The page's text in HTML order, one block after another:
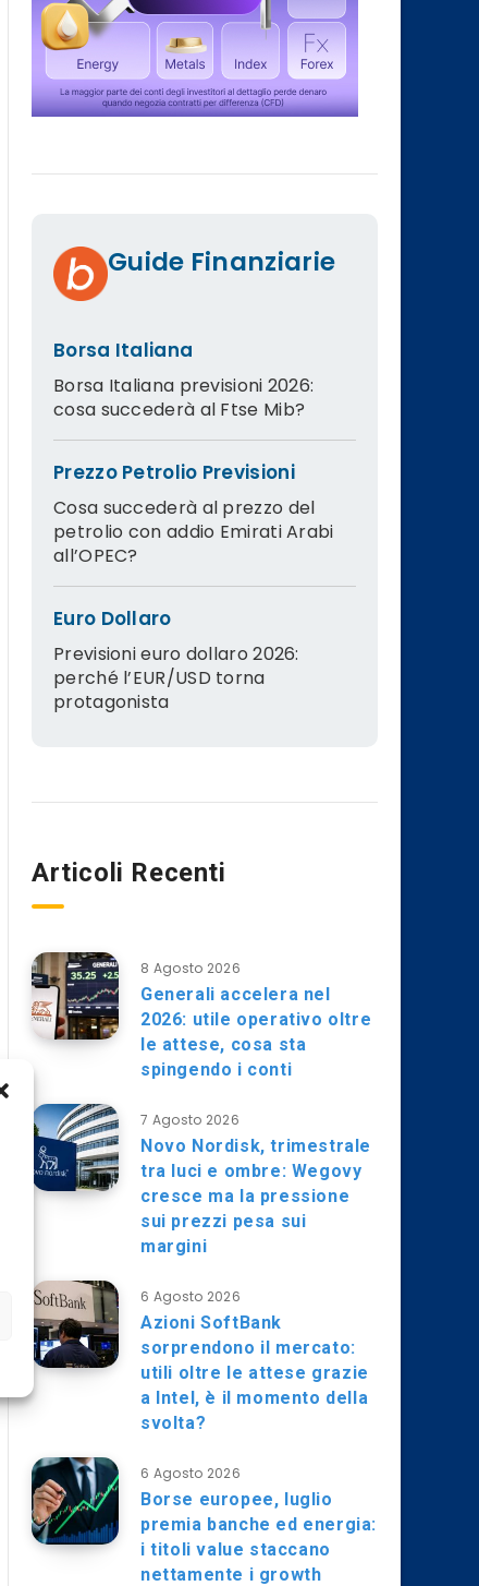
Guide Finanziarie
Borsa Italiana
Borsa Italiana previsioni 2026:
cosa succederà al Ftse Mib?
Prezzo Petrolio Previsioni
Cosa succederà al prezzo del
petrolio con addio Emirati Arabi
all’OPEC?
Euro Dollaro
Previsioni euro dollaro 2026:
perché l’EUR/USD torna
protagonista
Articoli Recenti
8 Agosto 2026
Generali accelera nel
2026: utile operativo oltre
le attese, cosa sta
spingendo i conti
7 Agosto 2026
Novo Nordisk, trimestrale
tra luci e ombre: Wegovy
cresce ma la pressione
sui prezzi pesa sui
margini
6 Agosto 2026
Azioni SoftBank
sorprendono il mercato:
utili oltre le attese grazie
a Intel, è il momento della
svolta?
6 Agosto 2026
Borse europee, luglio
premia banche ed energia:
i titoli value staccano
nettamente i growth